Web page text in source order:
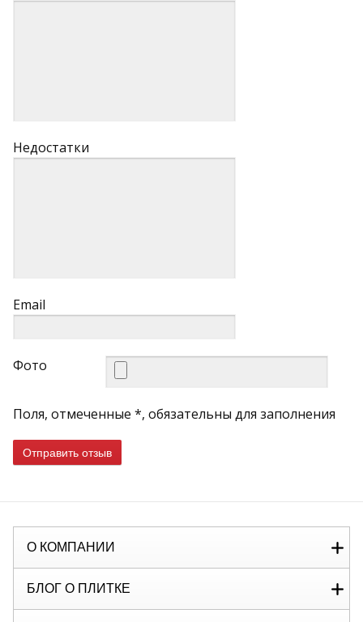
Недостатки
Email
Фото
Поля, отмеченные *, обязательны для заполнения
Отправить отзыв
О КОМПАНИИ
БЛОГ О ПЛИТКЕ